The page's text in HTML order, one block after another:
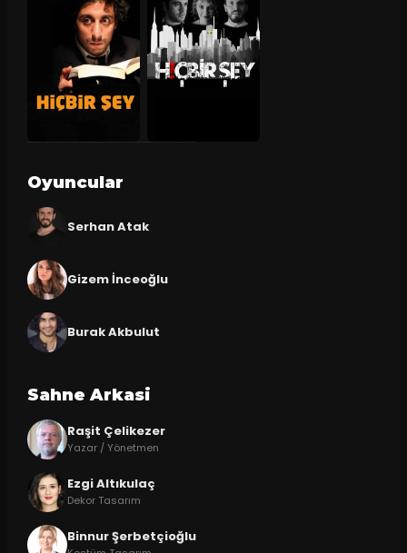
Oyuncular
Serhan Atak
Gizem İnceoğlu
Burak Akbulut
Sahne Arkasi
Raşit Çelikezer
Yazar / Yönetmen
Ezgi Altıkulaç
Dekor Tasarım
Binnur Şerbetçioğlu